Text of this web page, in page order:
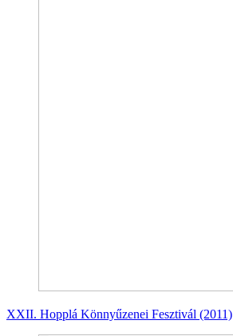
XXII. Hopplá Könnyűzenei Fesztivál (2011)